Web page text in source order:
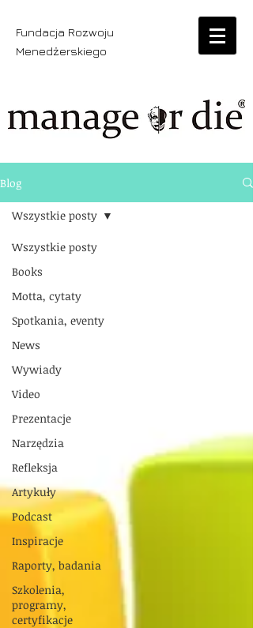
Fundacja Rozwoju
Menedżerskiego
Blog
Wszystkie posty
Books
Motta, cytaty
Spotkania, eventy
News
Wywiady
Video
Prezentacje
Narzędzia
Refleksja
Artykuły
Podcast
Inspiracje
Raporty, badania
Szkolenia,
programy,
certyfikacje
Wszystkie posty